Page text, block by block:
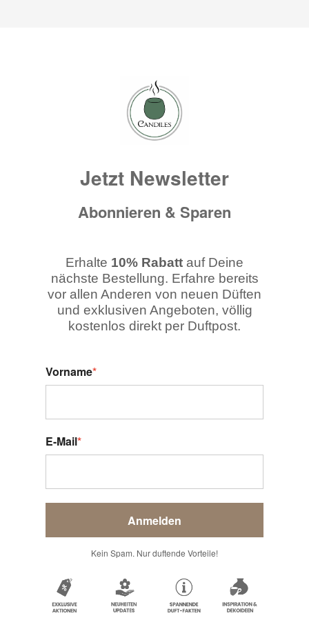
Jetzt Newsletter
Abonnieren & Sparen
Erhalte 10% Rabatt auf Deine
nächste Bestellung. Erfahre bereits
vor allen Anderen von neuen Düften
und exklusiven Angeboten, völlig
kostenlos direkt per Duftpost.
Vorname*
E-Mail*
Anmelden
Kein Spam. Nur duftende Vorteile!